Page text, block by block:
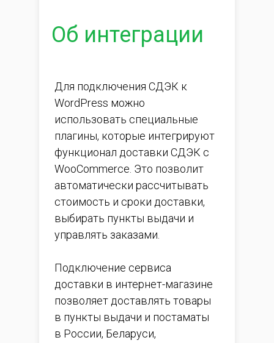
Об интеграции
Для подключения СДЭК к
WordPress можно
использовать специальные
плагины, которые интегрируют
функционал доставки СДЭК с
WooCommerce. Это позволит
автоматически рассчитывать
стоимость и сроки доставки,
выбирать пункты выдачи и
управлять заказами.
Подключение сервиса
доставки в интернет-магазине
позволяет доставлять товары
в пункты выдачи и постаматы
в России, Беларуси,